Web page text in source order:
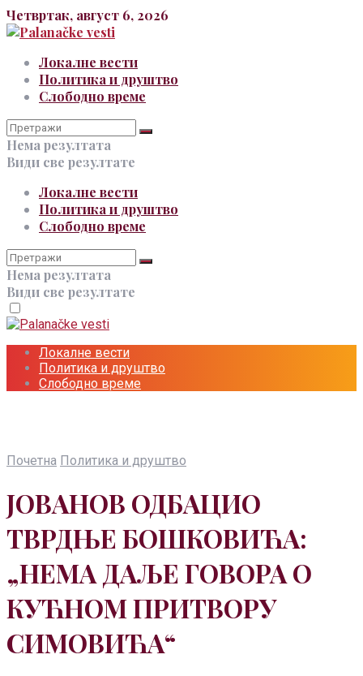
Четвртак, август 6, 2026
Локалне вести
Политика и друштво
Слободно време
Нема резултата
Види све резултате
Локалне вести
Политика и друштво
Слободно време
Нема резултата
Види све резултате
Локалне вести
Политика и друштво
Слободно време
Почетна Политика и друштво
ЈОВАНОВ ОДБАЦИО
ТВРДЊЕ БОШКОВИЋА:
„НЕМА ДАЉЕ ГОВОРА О
КУЋНОМ ПРИТВОРУ
СИМОВИЋА“